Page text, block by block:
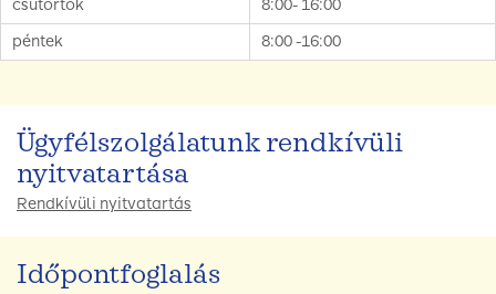
csütörtök
8:00- 16:00
péntek
8:00 -16:00
Ügyfélszolgálatunk rendkívüli
nyitvatartása
Rendkívüli nyitvatartás
Időpontfoglalás